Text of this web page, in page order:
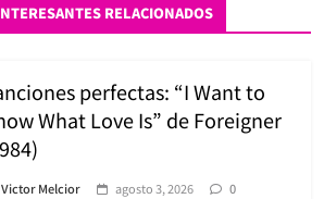
RELACIONADOS
perfectas: “I Want to
What Love Is” de Foreigner
Victor Melcior agosto 3, 2026 0